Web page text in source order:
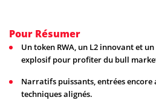
Pour Résumer
Un token RWA, un L2 innovant et
explosif pour profiter du bull
Narratifs puissants, entrées encore
techniques alignés.